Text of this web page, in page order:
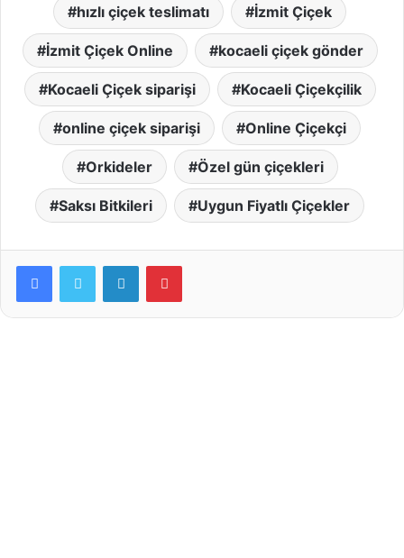
hızlı çiçek teslimatı İzmit Çiçek
İzmit Çiçek Online kocaeli çiçek gönder
Kocaeli Çiçek siparişi Kocaeli Çiçekçilik
online çiçek siparişi Online Çiçekçi
Orkideler Özel gün çiçekleri
Saksı Bitkileri Uygun Fiyatlı Çiçekler